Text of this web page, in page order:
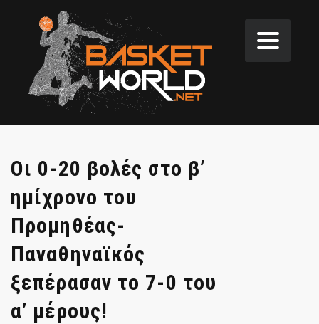
Οι 0-20 βολές στο β’
ημίχρονο του
Προμηθέας-
Παναθηναϊκός
ξεπέρασαν το 7-0 του
α’ μέρους!